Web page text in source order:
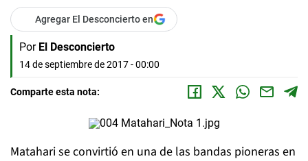
Agregar El Desconcierto en
Por El Desconcierto
14 de septiembre de 2017 - 00:00
Comparte esta nota:
Matahari se convirtió en una de las bandas pioneras en